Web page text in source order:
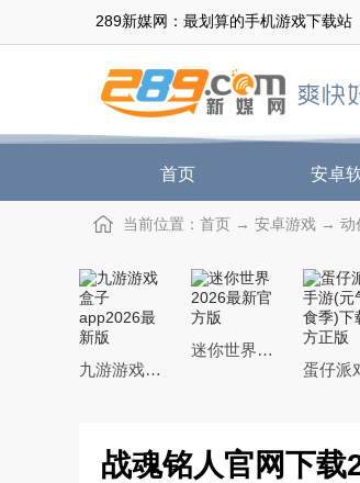
289新媒网：最划算的手机游戏下载站
首页 安卓
当前位置： 首页 → 安卓游戏 → 动
九游游戏盒子app2026最新版
迷你世界2026最新官方版
战魂铭人官网下